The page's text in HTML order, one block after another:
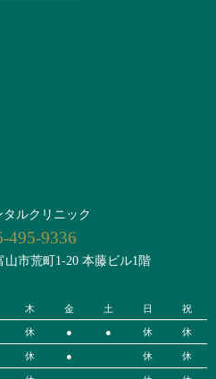
タルクリニック
495-9336
市荒町1-20 本藤ビル1階
木 金 土 日 祝
休 ● ● 休 休
休 ● 休 休